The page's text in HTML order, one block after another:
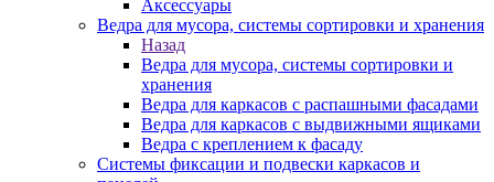
Аксессуары
Ведра для мусора, системы сортировки и хранения
Назад
Ведра для мусора, системы сортировки и
хранения
Ведра для каркасов с распашными фасадами
Ведра для каркасов с выдвижными ящиками
Ведра с креплением к фасаду
Системы фиксации и подвески каркасов и